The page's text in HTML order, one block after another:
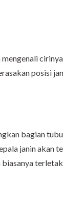
posisi
bagian
janin akan
biasanya